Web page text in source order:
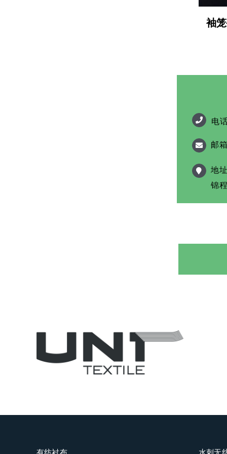
袖
电
邮
地
锦
有纺衬布 水刺无